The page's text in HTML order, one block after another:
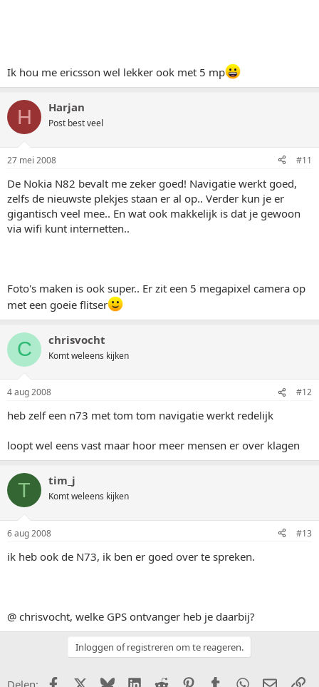
Ik hou me ericsson wel lekker ook met 5 mp
H Harjan
Post best veel
27 mei 2008 #11
De Nokia N82 bevalt me zeker goed! Navigatie werkt goed,
zelfs de nieuwste plekjes staan er al op.. Verder kun je er
gigantisch veel mee.. En wat ook makkelijk is dat je gewoon
via wifi kunt internetten..
Foto's maken is ook super.. Er zit een 5 megapixel camera op
met een goeie flitser
C chrisvocht
Komt weleens kijken
4 aug 2008 #12
heb zelf een n73 met tom tom navigatie werkt redelijk
loopt wel eens vast maar hoor meer mensen er over klagen
T tim_j
Komt weleens kijken
6 aug 2008 #13
ik heb ook de N73, ik ben er goed over te spreken.
@ chrisvocht, welke GPS ontvanger heb je daarbij?
Inloggen of registreren om te reageren.
Delen: FacebookX (Twitter)
BlueskyLinkedIn
Reddit PinterestTumblr WhatsApp
E-mail